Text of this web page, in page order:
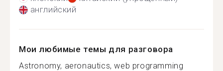
английский
Мои любимые темы для разговора
Astronomy, aeronautics, web programming